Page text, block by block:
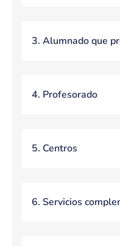
3. Alumnado que
4. Profesorado
5. Centros
6. Servicios